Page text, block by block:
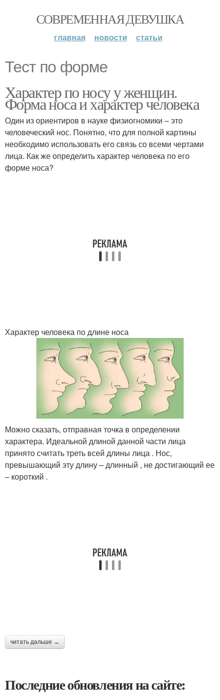
СОВРЕМЕННАЯ ДЕВУШКА
главная новости статьи
Тест по форме
Характер по носу у женщин.
Форма носа и характер человека
Один из ориентиров в науке физиогномики – это
человеческий нос. Понятно, что для полной картины
необходимо использовать его связь со всеми чертами
лица. Как же определить характер человека по его
форме носа?
Характер человека по длине носа
Можно сказать, отправная точка в определении
характера. Идеальной длиной данной части лица
принято считать треть всей длины лица . Нос,
превышающий эту длину – длинный , не достигающий ее
– короткий .
читать дальше →
Последние обновления на сайте: